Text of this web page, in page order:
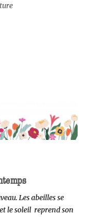
de « L’exfoliation »
Les abeilles se
le soleil reprend son